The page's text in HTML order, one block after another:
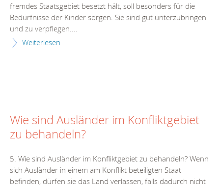
fremdes Staatsgebiet besetzt hält, soll besonders für die
Bedürfnisse der Kinder sorgen. Sie sind gut unterzubringen
und zu verpflegen....
Weiterlesen
Wie sind Ausländer im Konfliktgebiet
zu behandeln?
5. Wie sind Ausländer im Konfliktgebiet zu behandeln? Wenn
sich Ausländer in einem am Konflikt beteiligten Staat
befinden, dürfen sie das Land verlassen, falls dadurch nicht